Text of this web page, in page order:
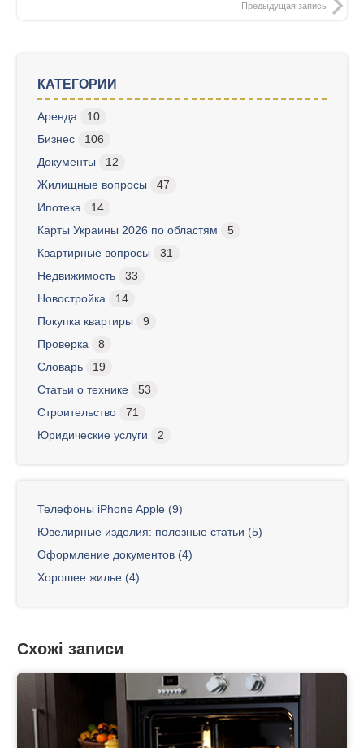
Предыдущая запись
КАТЕГОРИИ
Аренда
10
Бизнес
106
Документы
12
Жилищные вопросы
47
Ипотека
14
Карты Украины 2026 по областям
5
Квартирные вопросы
31
Недвижимость
33
Новостройка
14
Покупка квартиры
9
Проверка
8
Словарь
19
Статьи о технике
53
Строительство
71
Юридические услуги
2
Телефоны iPhone Apple (9)
Ювелирные изделия: полезные статьи (5)
Оформление документов (4)
Хорошее жилье (4)
Схожі записи